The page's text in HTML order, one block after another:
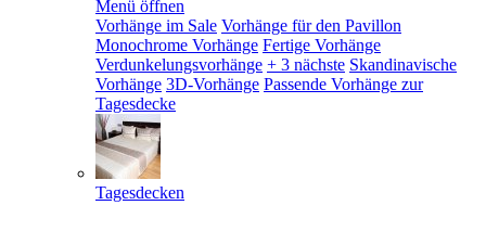
Menü öffnen
Vorhänge im Sale Vorhänge für den Pavillon
Monochrome Vorhänge Fertige Vorhänge
Verdunkelungsvorhänge + 3 nächste Skandinavische
Vorhänge 3D-Vorhänge Passende Vorhänge zur
Tagesdecke
Tagesdecken